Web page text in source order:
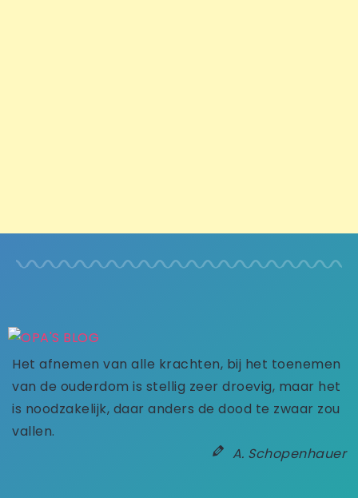
Het afnemen van alle krachten, bij het toenemen
van de ouderdom is stellig zeer droevig, maar het
is noodzakelijk, daar anders de dood te zwaar zou
vallen.
A. Schopenhauer